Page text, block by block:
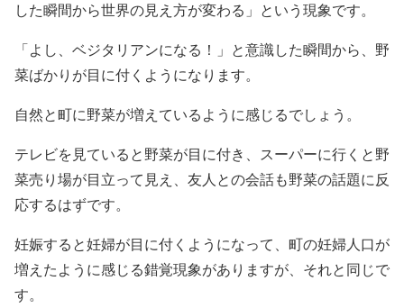
した瞬間から世界の見え方が変わる」という現象です。
「よし、ベジタリアンになる！」と意識した瞬間から、野
菜ばかりが目に付くようになります。
自然と町に野菜が増えているように感じるでしょう。
テレビを見ていると野菜が目に付き、スーパーに行くと野
菜売り場が目立って見え、友人との会話も野菜の話題に反
応するはずです。
妊娠すると妊婦が目に付くようになって、町の妊婦人口が
増えたように感じる錯覚現象がありますが、それと同じで
す。